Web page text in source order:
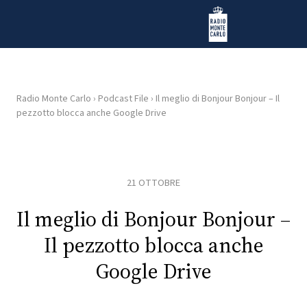
Radio Monte Carlo
HOME
RADIO
PLAYLIST
Radio Monte Carlo › Podcast File › Il meglio di Bonjour Bonjour – Il
pezzotto blocca anche Google Drive
21 OTTOBRE
Il meglio di Bonjour Bonjour –
Il pezzotto blocca anche
Google Drive